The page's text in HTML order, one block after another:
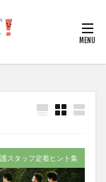
スタッフ定着ヒント集
夏
天野尊明
導入事例
在宅